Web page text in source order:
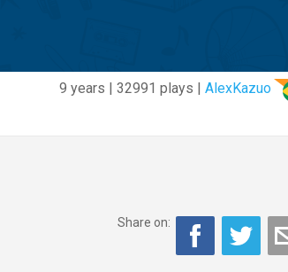
9 years | 32991 plays | AlexKazuo
Share on: